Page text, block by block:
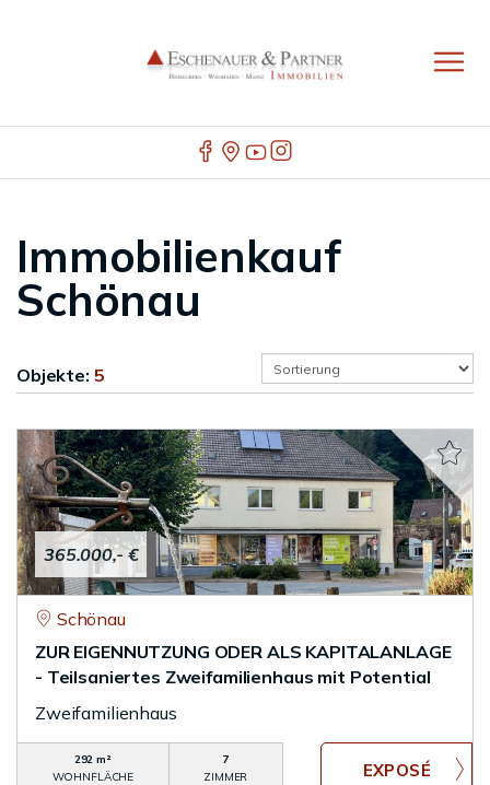
Immobilienkauf
Schönau
Objekte: 5
365.000,- €
Schönau
ZUR EIGENNUTZUNG ODER ALS KAPITALANLAGE
- Teilsaniertes Zweifamilienhaus mit Potential
Zweifamilienhaus
292 m²
WOHNFLÄCHE
7
ZIMMER